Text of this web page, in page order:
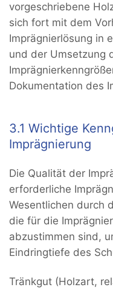
vorgeschriebene
sich fort mit dem
Imprägnierlösung in
und der Umsetzung
Dokumentation des
3.1 Wichtige
Imprägnierung
Die Qualität der
erforderliche
Wesentlichen durch
die für die
abzustimmen sind,
Eindringtiefe des
Tränkgut (Holzart,